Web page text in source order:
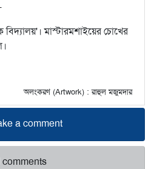
বিদ্যালয়'। মাস্টারমশাইয়ের চোখের
অলংকরণ (Artwork) : রাহুল মজুমদার
a comment
comments